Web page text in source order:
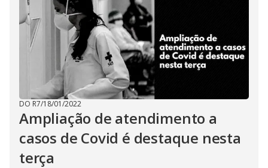
DO R7/18/01/2022
Ampliação de atendimento a
casos de Covid é destaque nesta
terça